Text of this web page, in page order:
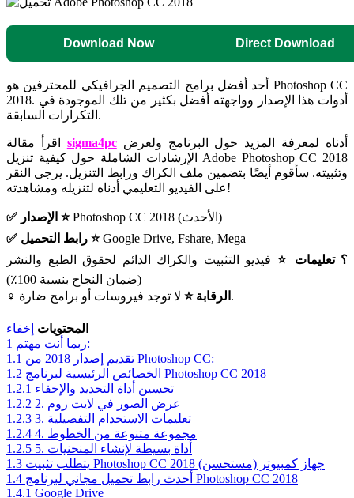
Download Now Direct Download
أحد أفضل برامج التصميم الجرافيكي للمحترفين هو Photoshop CC
2018. أدوات هذا الإصدار وواجهته أفضل بكثير من تلك الموجودة في
التكرارات السابقة.
sigma4pcأدناه لمعرفة المزيد حول البرنامج ولعرض
الإرشادات الشاملة حول كيفية تنزيل Adobe Photoshop CC 2018
وتثبيته. سأقوم أيضًا بتضمين ملف الكراك ورابط التنزيل. يرجى النقر
على الفيديو التعليمي أدناه لتنزيله ومشاهدته!
✅ الإصدار ⭐
Photoshop CC 2018 (الأحدث)
✅ رابط التحميل ⭐Google Drive, Fshare, Mega
؟ تعليمات ⭐ فيديو التثبيت والكراك الدائم لحقوق الطبع والنشر
(ضمان النجاح بنسبة 100٪)
‍♀️ الرقابة ⭐ لا توجد فيروسات أو برامج ضارة.
المحتويات إخفاء
1
ربما أنت مهتم:
1.1
تقديم إصدار 2018 من Photoshop CC:
1.2
الخصائص الرئيسية لبرنامج Photoshop CC 2018
1.2.1 تحسين أداة التحديد والإخفاء
1.2.2
2. عرض الصور في لايت روم
1.2.3
3. تعليمات الاستخدام التفصيلية
1.2.4
4. مجموعة متنوعة من الخطوط
1.2.5
5. أداة بسيطة لإنشاء المنحنيات
1.3
يتطلب تثبيت Photoshop CC 2018 جهاز كمبيوتر (مستحسن)
1.4
أحدث رابط تحميل مجاني لبرنامج Photoshop CC 2018
1.4.1 Google Drive